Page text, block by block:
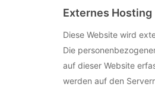
Externes Hosting
Diese Website wird
Die
auf dieser Website
werden auf den